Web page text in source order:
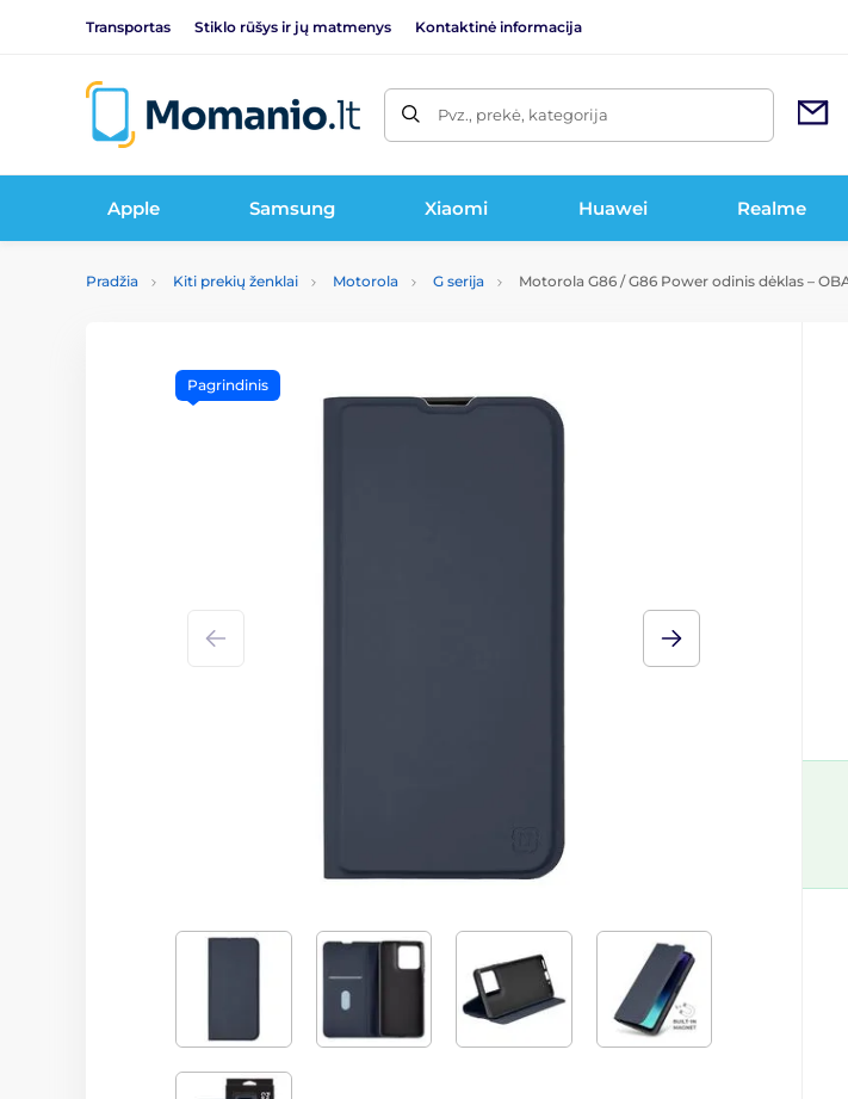
Transportas Stiklo rūšys ir jų matmenys Kontaktinė informacija
Pvz., prekė, kategorija
Apple Samsung Xiaomi Huawei Realme
Pradžia Kiti prekių ženklai Motorola G serija Motorola G86 / G86 Power odinis dėklas –
Pagrindinis